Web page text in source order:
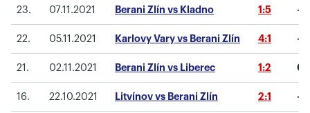
23. 07.11.2021 Berani Zlín vs Kladno 1:5 -1
22. 05.11.2021 Karlovy Vary vs Berani Zlín 4:1 -1
21. 02.11.2021 Berani Zlín vs Liberec 1:2 0
16. 22.10.2021 Litvínov vs Berani Zlín 2:1 -1